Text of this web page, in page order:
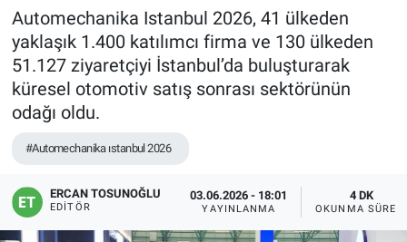
Automechanika Istanbul 2026, 41 ülkeden
yaklaşık 1.400 katılımcı firma ve 130 ülkeden
51.127 ziyaretçiyi İstanbul’da buluşturarak
küresel otomotiv satış sonrası sektörünün
odağı oldu.
#Automechanika ıstanbul 2026
ERCAN TOSUNOĞLU
EDITÖR
03.06.2026 - 18:01
YAYINLANMA
4 DK
OKUNMA SÜRESI